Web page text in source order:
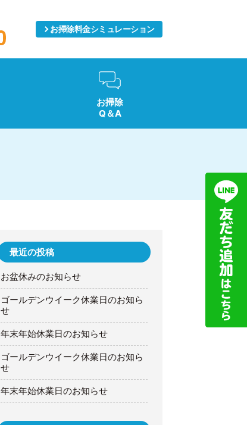
お掃除料金シミュレーション
お掃除
Q＆A
最近の投稿
お盆休みのお知らせ
ゴールデンウイーク休業日のお知ら
せ
年末年始休業日のお知らせ
ゴールデンウイーク休業日のお知ら
せ
年末年始休業日のお知らせ